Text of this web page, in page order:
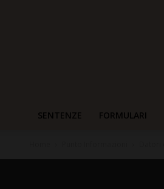
SENTENZE FORMULARI